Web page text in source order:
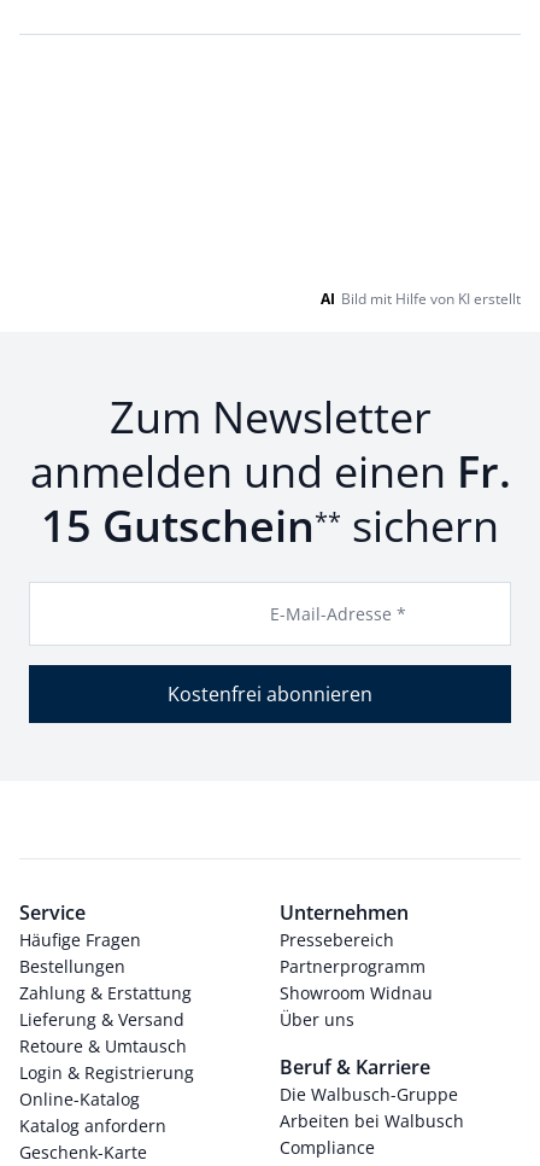
AI Bild mit Hilfe von KI erstellt
Zum Newsletter
anmelden und einen Fr.
15 Gutschein** sichern
E-Mail-Adresse *
Kostenfrei abonnieren
Service
Häufige Fragen
Bestellungen
Zahlung & Erstattung
Lieferung & Versand
Retoure & Umtausch
Login & Registrierung
Online-Katalog
Katalog anfordern
Geschenk-Karte
Unternehmen
Pressebereich
Partnerprogramm
Showroom Widnau
Über uns
Beruf & Karriere
Die Walbusch-Gruppe
Arbeiten bei Walbusch
Compliance